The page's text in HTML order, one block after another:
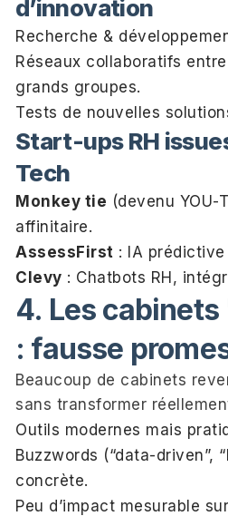
d’innovation
Recherche &
Réseaux collaboratifs
grands groupes.
Tests de nouvelles
Start-ups RH
Tech
Monkey tie (devenu YOU-
affinitaire.
AssessFirst : IA
Clevy : Chatbots RH,
4. Les
: fausse
Beaucoup de cabinets
sans transformer
Outils modernes mais
Buzzwords (“data-driven”,
concrète.
Peu d’impact mesurable